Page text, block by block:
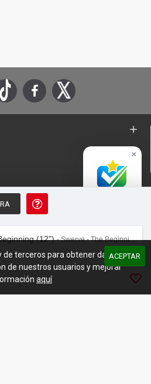
(12")- Swerve - The Beginning (12")
00:00 /03:12
Todos los derechos reservados
InterIberica
ACEPTAR
de terceros para obtener datos
de nuestros usuarios y mejorar
aquí
×
4.8 / 5